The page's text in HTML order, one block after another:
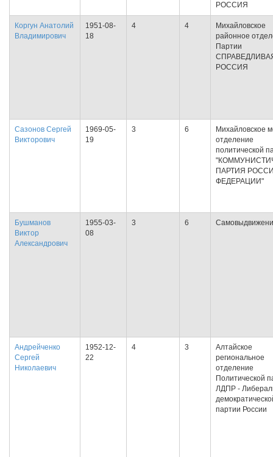
РОССИЯ
Коргун Анатолий
Владимирович
1951-08-
18
4 4
Михайловское
районное
Партии
РОССИЯ
Сазонов Сергей
Викторович
1969-05-
19
3 6
Михайловское
отделение
политической
ПАРТИЯ
ФЕДЕРАЦИИ"
Бушманов
Виктор
Александрович
1955-03-
08
3 6
Андрейченко
Сергей
Николаевич
1952-12-
22
4 3
Алтайское
региональное
отделение
Политической
ЛДПР -
партии России